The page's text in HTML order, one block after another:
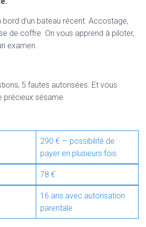
bord d’un bateau récent. Accostage,
de coffre. On vous apprend à piloter,
examen.
5 fautes autorisées. Et vous
précieux sésame.
290 € — possibilité de
payer en plusieurs fois
78 €
16 ans avec autorisation
parentale